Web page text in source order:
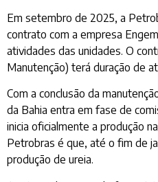
Em setembro de 2025, a
contrato com a empresa
atividades das unidades. O
Manutenção) terá duração de
Com a conclusão da
da Bahia entra em fase de
inicia oficialmente a produção
Petrobras é que, até o fim de
produção de ureia.